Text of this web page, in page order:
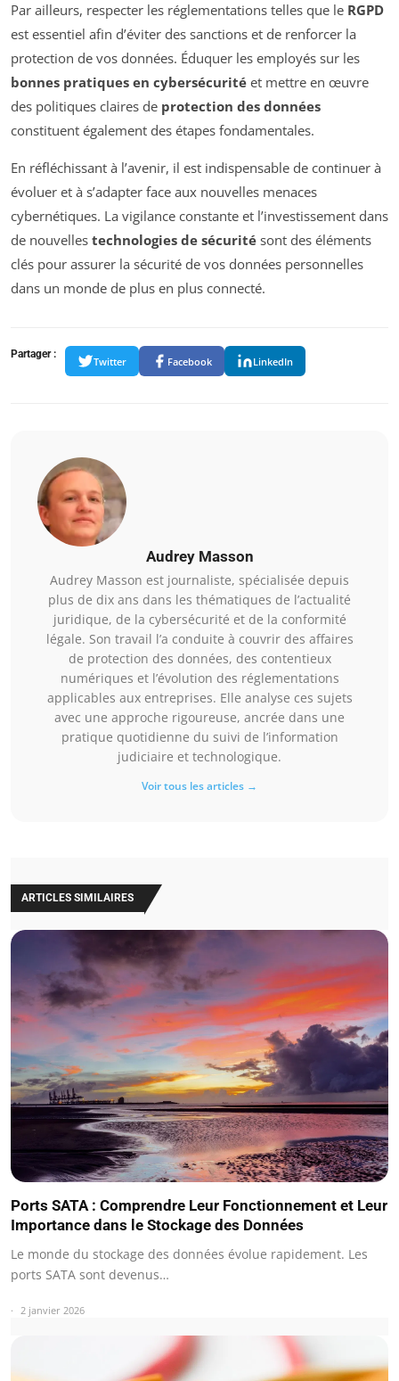
Par ailleurs, respecter les réglementations telles que le RGPD
est essentiel afin d’éviter des sanctions et de renforcer la
protection de vos données. Éduquer les employés sur les
bonnes pratiques en cybersécurité et mettre en œuvre
des politiques claires de protection des données
constituent également des étapes fondamentales.
En réfléchissant à l’avenir, il est indispensable de continuer à
évoluer et à s’adapter face aux nouvelles menaces
cybernétiques. La vigilance constante et l’investissement dans
de nouvelles technologies de sécurité sont des éléments
clés pour assurer la sécurité de vos données personnelles
dans un monde de plus en plus connecté.
Partager :
Twitter Facebook LinkedIn
Audrey Masson
Audrey Masson est journaliste, spécialisée depuis
plus de dix ans dans les thématiques de l’actualité
juridique, de la cybersécurité et de la conformité
légale. Son travail l’a conduite à couvrir des affaires
de protection des données, des contentieux
numériques et l’évolution des réglementations
applicables aux entreprises. Elle analyse ces sujets
avec une approche rigoureuse, ancrée dans une
pratique quotidienne du suivi de l’information
judiciaire et technologique.
Voir tous les articles →
ARTICLES SIMILAIRES
Ports SATA : Comprendre Leur Fonctionnement et Leur
Importance dans le Stockage des Données
Le monde du stockage des données évolue rapidement. Les
ports SATA sont devenus…
2 janvier 2026